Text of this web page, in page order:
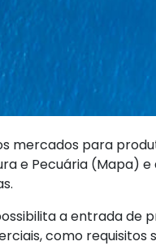
mercados para
e Pecuária (Mapa) e
a entrada de
como requisitos